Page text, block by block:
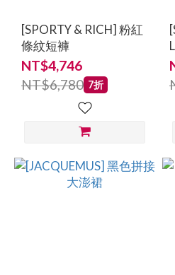
[SPORTY & RICH] 粉紅
條紋短褲
NT$4,746
NT$6,780 7折